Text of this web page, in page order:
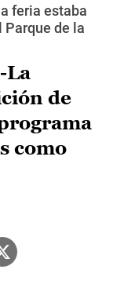
feria estaba
Parque de la
La
de
como